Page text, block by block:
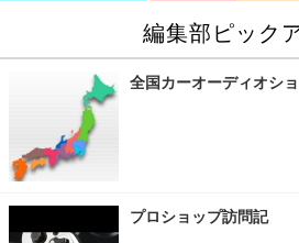
編集部ピック
全国カーオーディオシ
プロショップ訪問記